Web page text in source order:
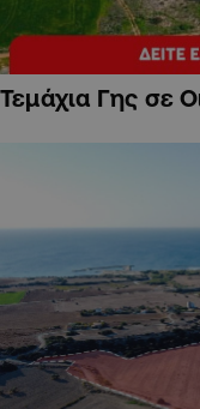
Τεμάχια Γης σε